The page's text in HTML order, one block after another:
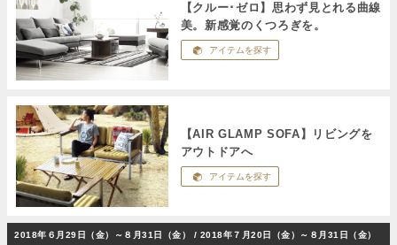
【クルー･ゼロ】思わず見とれる曲線
美。新感覚のくつろぎを。
アイテムを探す
【AIR GLAMP SOFA】リビングを
アウトドアへ
アイテムを探す
2018年６月29日（金）～８月31日（金） / 2018年７月20日（金）～８月31日（金）